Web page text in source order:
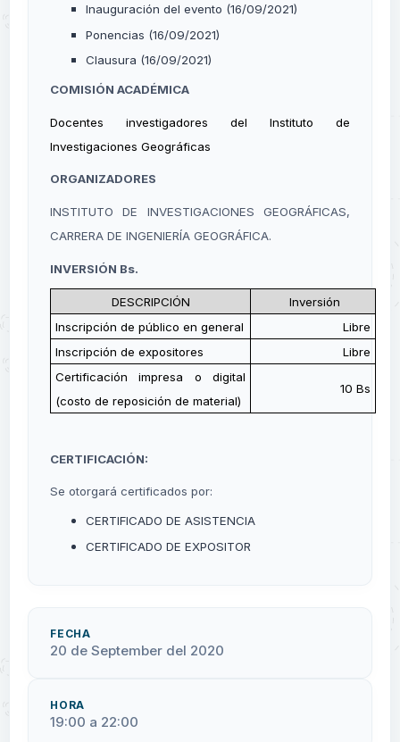
Inauguración del evento (16/09/2021)
Ponencias (16/09/2021)
Clausura (16/09/2021)
COMISIÓN ACADÉMICA
Docentes investigadores del Instituto de
Investigaciones Geográficas
ORGANIZADORES
INSTITUTO DE INVESTIGACIONES GEOGRÁFICAS,
CARRERA DE INGENIERÍA GEOGRÁFICA.
INVERSIÓN Bs.
DESCRIPCIÓN
Inversión
Inscripción de público en general
Libre
Inscripción de expositores
Libre
Certificación impresa o digital
(costo de reposición de material)
10 Bs
CERTIFICACIÓN:
Se otorgará certificados por:
CERTIFICADO DE ASISTENCIA
CERTIFICADO DE EXPOSITOR
FECHA
20 de September del 2020
HORA
19:00 a 22:00